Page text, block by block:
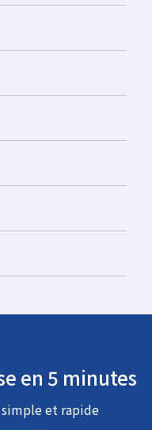
en 5 minutes
et rapide